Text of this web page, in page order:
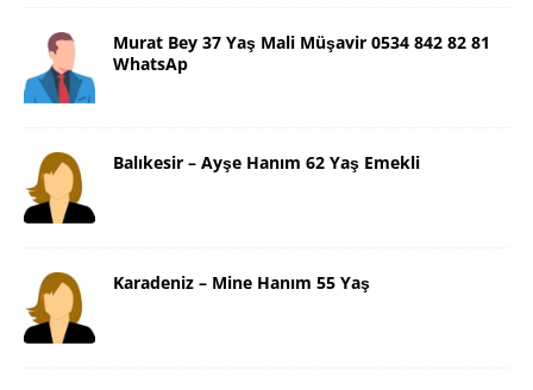
Murat Bey 37 Yaş Mali Müşavir 0534 842 82 81
WhatsAp
Balıkesir – Ayşe Hanım 62 Yaş Emekli
Karadeniz – Mine Hanım 55 Yaş